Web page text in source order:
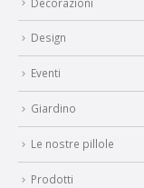
Carte da parati
Decorazioni
Design
Eventi
Giardino
Le nostre pillole